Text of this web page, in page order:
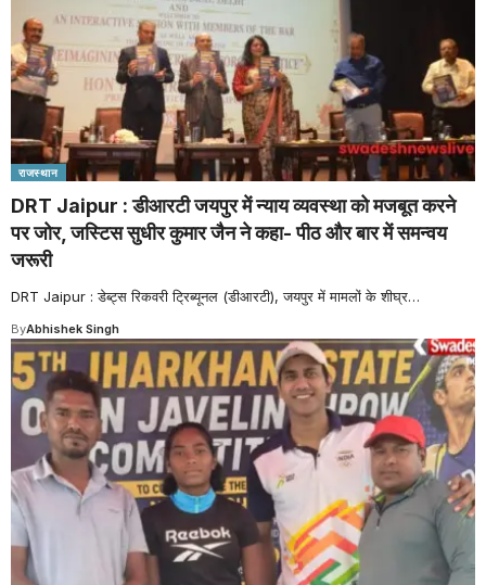
राजस्थान
DRT Jaipur : डीआरटी जयपुर में न्याय व्यवस्था को मजबूत करने
पर जोर, जस्टिस सुधीर कुमार जैन ने कहा- पीठ और बार में समन्वय
जरूरी
DRT Jaipur : डेब्ट्स रिकवरी ट्रिब्यूनल (डीआरटी), जयपुर में मामलों के शीघ्र…
ByAbhishek Singh